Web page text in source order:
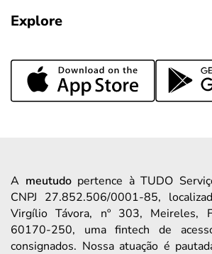
Explore
A meutudopertence à TUDO
CNPJ 27.852.506/0001-85,
Virgílio Távora, nº 303, Meireles,
60170-250, uma fintech de
consignados. Nossa atuação é